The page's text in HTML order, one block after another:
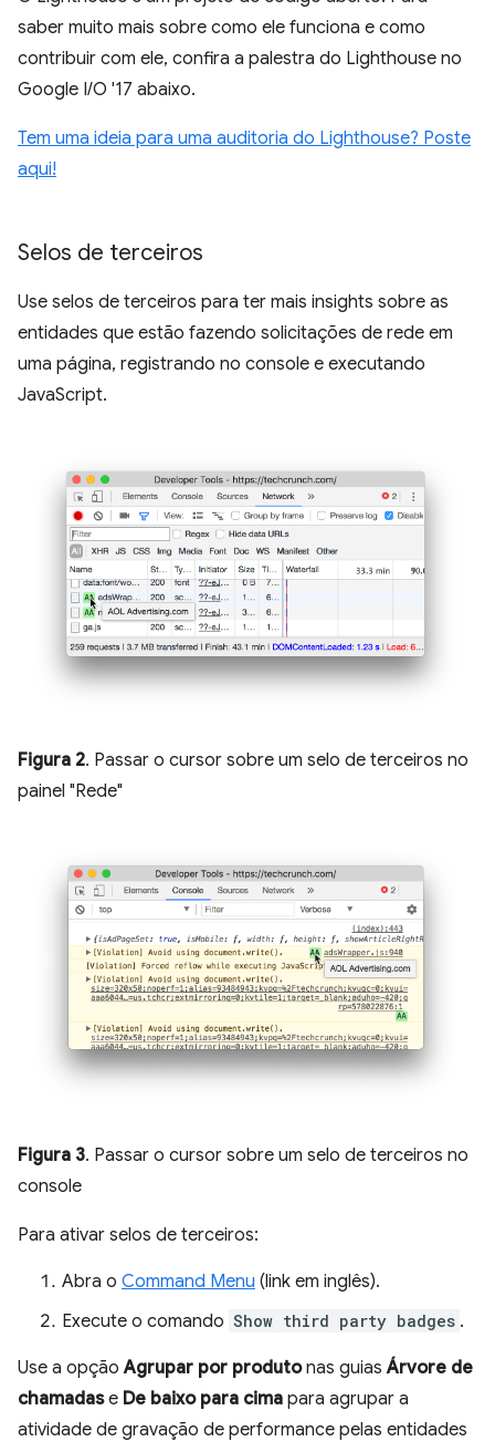
saber muito mais sobre como ele funciona e como
contribuir com ele, confira a palestra do Lighthouse no
Google I/O '17 abaixo.
Tem uma ideia para uma auditoria do Lighthouse? Poste
aqui!
Selos de terceiros
Use selos de terceiros para ter mais insights sobre as
entidades que estão fazendo solicitações de rede em
uma página, registrando no console e executando
JavaScript.
Figura 2. Passar o cursor sobre um selo de terceiros no
painel "Rede"
Figura 3. Passar o cursor sobre um selo de terceiros no
console
Para ativar selos de terceiros:
Abra o Command Menu (link em inglês).
Execute o comando Show third party badges .
Use a opçãoAgrupar por produtonas guiasÁrvore de
chamadase De baixo para cima para agrupar a
atividade de gravação de performance pelas entidades